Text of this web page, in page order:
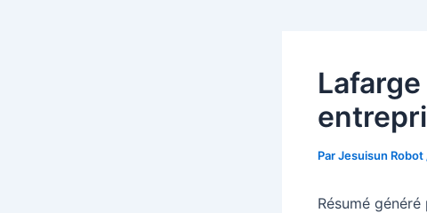
ParJesuisun Robot
Résumé